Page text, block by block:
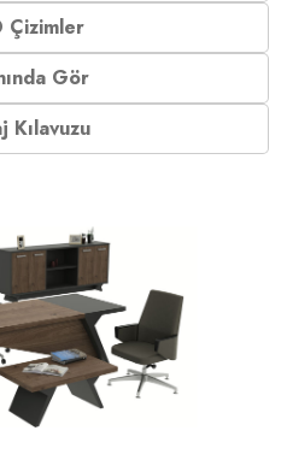
Çizimler
Gör
Kılavuzu